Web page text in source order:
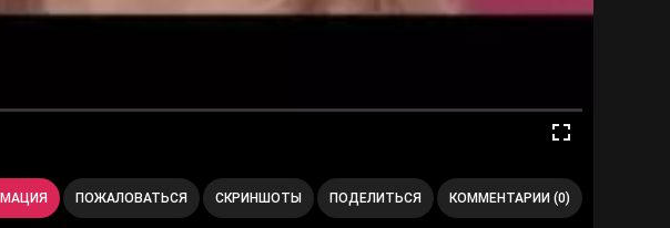
ПОЖАЛОВАТЬСЯ СКРИНШОТЫ ПОДЕЛИТЬСЯ КОММЕНТАРИИ (0)